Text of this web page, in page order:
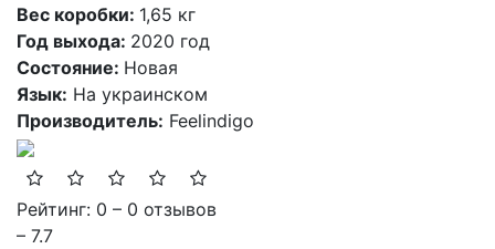
Вес коробки: 1,65 кг
Год выхода: 2020 год
Состояние: Новая
Язык: На украинском
Производитель: Feelindigo
Рейтинг: 0 – 0 отзывов
– 7.7